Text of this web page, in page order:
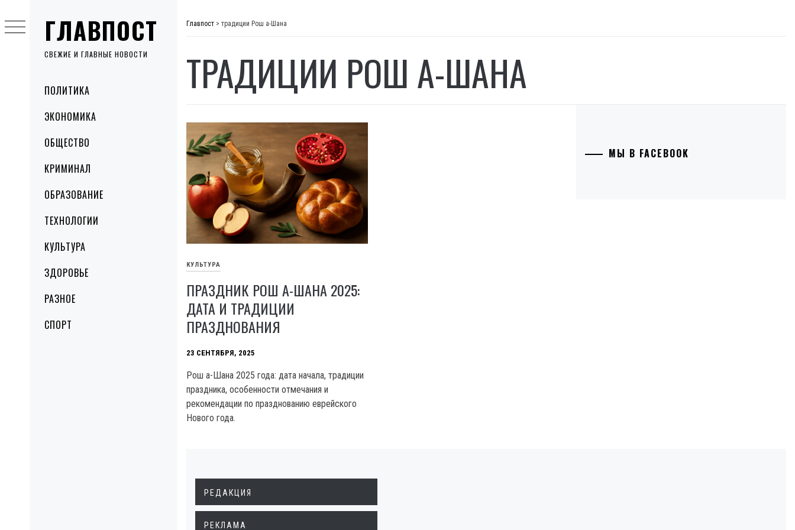
ГЛАВПОСТ
СВЕЖИЕ И ГЛАВНЫЕ НОВОСТИ
MenuПОЛИТИКА
ЭКОНОМИКА
ОБЩЕСТВО
КРИМИНАЛ
ОБРАЗОВАНИЕ
ТЕХНОЛОГИИ
КУЛЬТУРА
ЗДОРОВЬЕ
РАЗНОЕ
СПОРТ
to
content
Главпост > традиции Рош а-Шана
ТРАДИЦИИ РОШ А-ШАНА
КУЛЬТУРА
ПРАЗДНИК РОШ А-ШАНА 2025:
ДАТА И ТРАДИЦИИ
ПРАЗДНОВАНИЯ
23 СЕНТЯБРЯ, 2025
Рош а-Шана 2025 года: дата начала, традиции
праздника, особенности отмечания и
рекомендации по празднованию еврейского
Нового года.
МЫ В FACEBOOK
РЕДАКЦИЯ
РЕКЛАМА